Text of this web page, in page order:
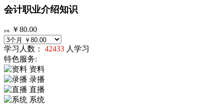
会计职业介绍知识
价格 ￥80.00
学习人数： 42433 人学习
特色服务:
资料
录播
直播
系统